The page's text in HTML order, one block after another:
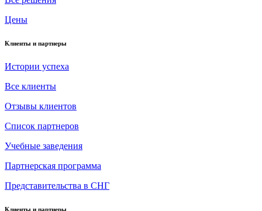
Цены
Клиенты и партнеры
Истории успеха
Все клиенты
Отзывы клиентов
Список партнеров
Учебные заведения
Партнерская программа
Представительства в СНГ
Клиенты и партнеры